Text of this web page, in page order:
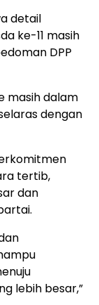
detail
ke-11 masih
DPP
masih dalam
dengan
tertib,
dan
lebih besar,”